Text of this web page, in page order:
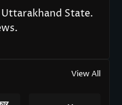
State.
View All